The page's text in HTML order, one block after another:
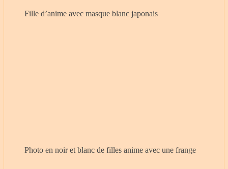
Fille d’anime avec masque blanc japonais
Photo en noir et blanc de filles anime avec une frange